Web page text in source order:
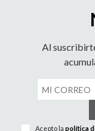
Al
Acepto lapolítica